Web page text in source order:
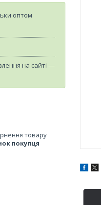
оптом
на сайті —
товару
покупця